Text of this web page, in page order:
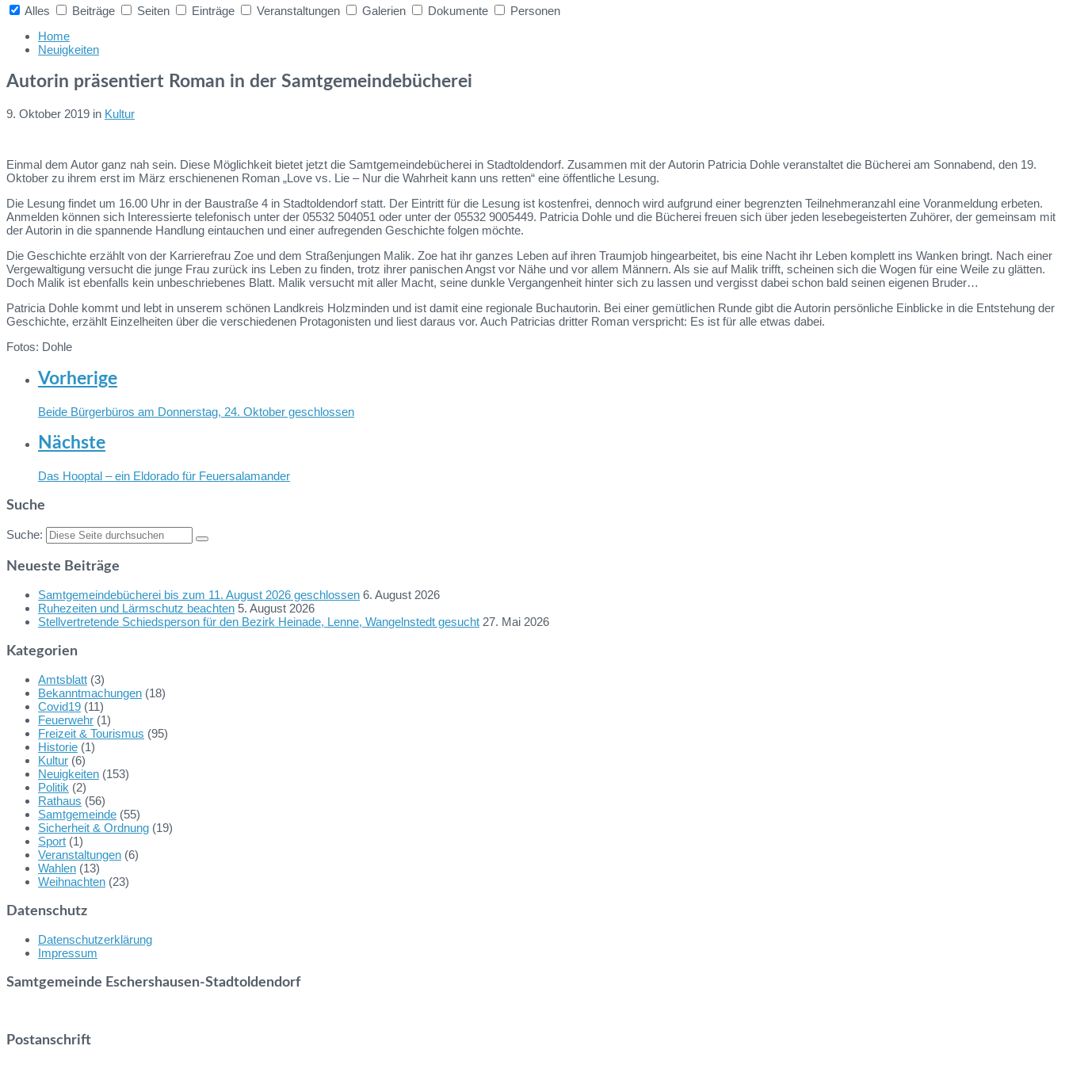
Alles
Beiträge Seiten Einträge Veranstaltungen Galerien Dokumente Personen
search
Home
Neuigkeiten
Autorin präsentiert Roman in der Samtgemeindebücherei
9. Oktober 2019 in Kultur
Einmal dem Autor ganz nah sein. Diese Möglichkeit bietet jetzt die Samtgemeindebücherei in Stadtoldendorf. Zusammen mit der Autorin Patricia Dohle veranstaltet die Bücherei am Sonnabend, den 19.
Oktober zu ihrem erst im März erschienenen Roman „Love vs. Lie – Nur die Wahrheit kann uns retten“ eine öffentliche Lesung.
Die Lesung findet um 16.00 Uhr in der Baustraße 4 in Stadtoldendorf statt. Der Eintritt für die Lesung ist kostenfrei, dennoch wird aufgrund einer begrenzten Teilnehmeranzahl eine Voranmeldung erbeten.
Anmelden können sich Interessierte telefonisch unter der 05532 504051 oder unter der 05532 9005449. Patricia Dohle und die Bücherei freuen sich über jeden lesebegeisterten Zuhörer, der gemeinsam mit
der Autorin in die spannende Handlung eintauchen und einer aufregenden Geschichte folgen möchte.
Die Geschichte erzählt von der Karrierefrau Zoe und dem Straßenjungen Malik. Zoe hat ihr ganzes Leben auf ihren Traumjob hingearbeitet, bis eine Nacht ihr Leben komplett ins Wanken bringt. Nach einer
Vergewaltigung versucht die junge Frau zurück ins Leben zu finden, trotz ihrer panischen Angst vor Nähe und vor allem Männern. Als sie auf Malik trifft, scheinen sich die Wogen für eine Weile zu glätten.
Doch Malik ist ebenfalls kein unbeschriebenes Blatt. Malik versucht mit aller Macht, seine dunkle Vergangenheit hinter sich zu lassen und vergisst dabei schon bald seinen eigenen Bruder…
Patricia Dohle kommt und lebt in unserem schönen Landkreis Holzminden und ist damit eine regionale Buchautorin. Bei einer gemütlichen Runde gibt die Autorin persönliche Einblicke in die Entstehung der
Geschichte, erzählt Einzelheiten über die verschiedenen Protagonisten und liest daraus vor. Auch Patricias dritter Roman verspricht: Es ist für alle etwas dabei.
Fotos: Dohle
Vorherige
Beide Bürgerbüros am Donnerstag, 24. Oktober geschlossen
Nächste
Das Hooptal – ein Eldorado für Feuersalamander
Suche
Suche:
Neueste Beiträge
Samtgemeindebücherei bis zum 11. August 2026 geschlossen 6. August 2026
Ruhezeiten und Lärmschutz beachten 5. August 2026
Stellvertretende Schiedsperson für den Bezirk Heinade, Lenne, Wangelnstedt gesucht 27. Mai 2026
Kategorien
Amtsblatt (3)
Bekanntmachungen (18)
Covid19 (11)
Feuerwehr (1)
Freizeit & Tourismus (95)
Historie (1)
Kultur (6)
Neuigkeiten (153)
Politik (2)
Rathaus (56)
Samtgemeinde (55)
Sicherheit & Ordnung (19)
Sport (1)
Veranstaltungen (6)
Wahlen (13)
Weihnachten (23)
Datenschutz
Datenschutzerklärung
Impressum
Samtgemeinde Eschershausen-Stadtoldendorf
Postanschrift